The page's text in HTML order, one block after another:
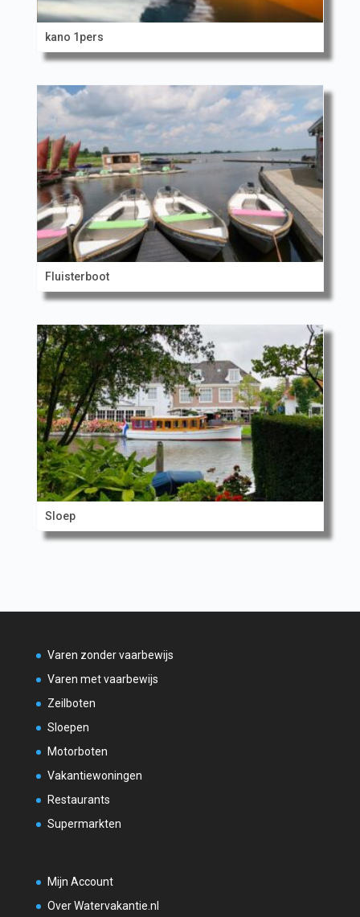
kano 1pers
Fluisterboot
Sloep
Varen zonder vaarbewijs
Varen met vaarbewijs
Zeilboten
Sloepen
Motorboten
Vakantiewoningen
Restaurants
Supermarkten
Mijn Account
Over Watervakantie.nl